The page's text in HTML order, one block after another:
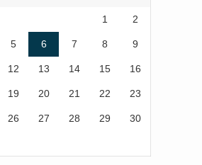
1 2
5 6 7 8 9
12 13 14 15 16
19 20 21 22 23
26 27 28 29 30